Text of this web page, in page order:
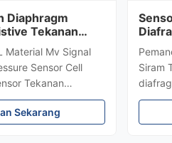
Diaphragm
Tekanan
Material Mv Signal
Sensor Cell
Tekanan
silikon 15mm: HT19
sensor, komponen
Sekarang
Siram